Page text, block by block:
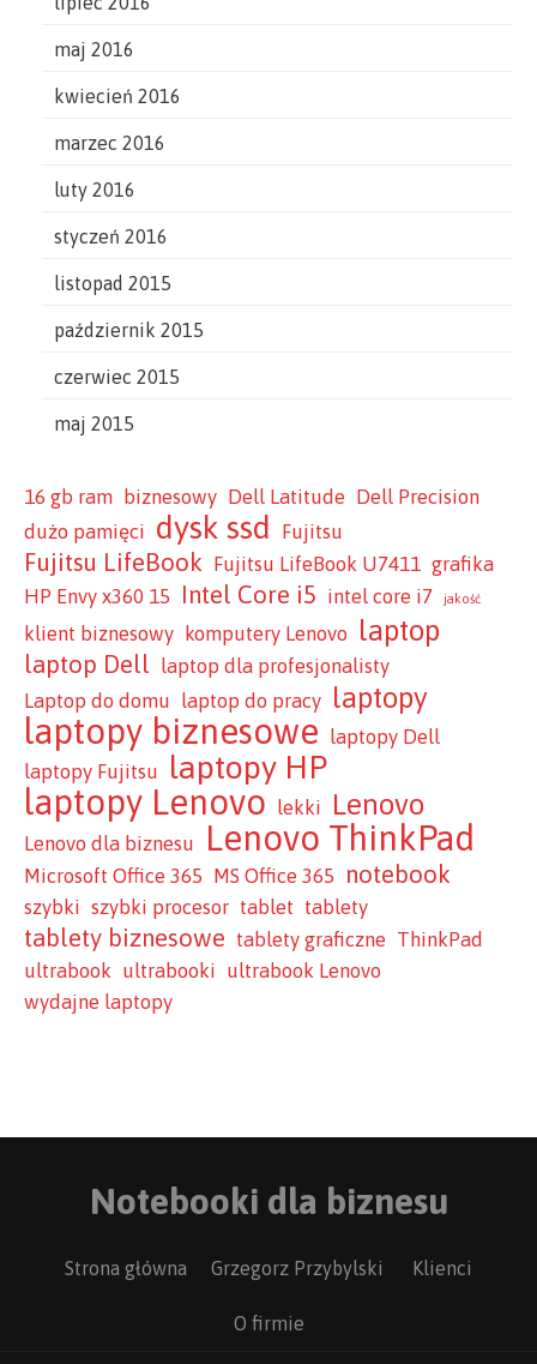
maj 2016
kwiecień 2016
marzec 2016
luty 2016
styczeń 2016
listopad 2015
październik 2015
czerwiec 2015
maj 2015
16 gb ram biznesowy Dell Latitude Dell Precision
dużo pamięci dysk ssd Fujitsu
Fujitsu LifeBook Fujitsu LifeBook U7411 grafika
HP Envy x360 15 Intel Core i5 intel core i7 jakość
klient biznesowy komputery Lenovo laptop
laptop Dell laptop dla profesjonalisty
Laptop do domu laptop do pracy laptopy
laptopy biznesowe laptopy Dell
laptopy Fujitsu laptopy HP
laptopy Lenovo lekki Lenovo
Lenovo dla biznesu Lenovo ThinkPad
Microsoft Office 365 MS Office 365 notebook
szybki szybki procesor tablet tablety
tablety biznesowe tablety graficzne ThinkPad
ultrabook ultrabooki ultrabook Lenovo
wydajne laptopy
Notebooki dla biznesu
Strona główna Grzegorz Przybylski Klienci
O firmie